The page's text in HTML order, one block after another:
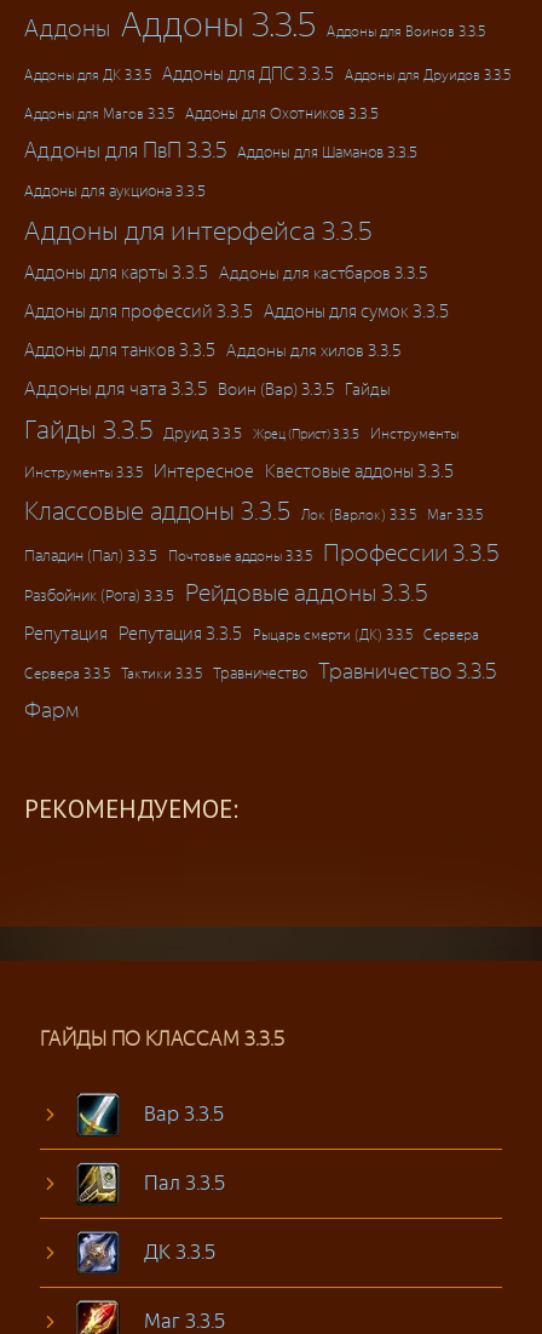
Аддоны Аддоны 3.3.5 Аддоны для Воинов 3.3.5
Аддоны для ДК 3.3.5 Аддоны для ДПС 3.3.5 Аддоны для Друидов 3.3.5
Аддоны для Магов 3.3.5 Аддоны для Охотников 3.3.5
Аддоны для ПвП 3.3.5 Аддоны для Шаманов 3.3.5
Аддоны для аукциона 3.3.5
Аддоны для интерфейса 3.3.5
Аддоны для карты 3.3.5 Аддоны для кастбаров 3.3.5
Аддоны для профессий 3.3.5 Аддоны для сумок 3.3.5
Аддоны для танков 3.3.5 Аддоны для хилов 3.3.5
Аддоны для чата 3.3.5 Воин (Вар) 3.3.5 Гайды
Гайды 3.3.5 Друид 3.3.5 Жрец (Прист) 3.3.5 Инструменты
Инструменты 3.3.5 Интересное Квестовые аддоны 3.3.5
Классовые аддоны 3.3.5 Лок (Варлок) 3.3.5 Маг 3.3.5
Паладин (Пал) 3.3.5 Почтовые аддоны 3.3.5 Профессии 3.3.5
Разбойник (Рога) 3.3.5 Рейдовые аддоны 3.3.5
Репутация Репутация 3.3.5 Рыцарь смерти (ДК) 3.3.5 Сервера
Сервера 3.3.5 Тактики 3.3.5 Травничество Травничество 3.3.5
Фарм
РЕКОМЕНДУЕМОЕ:
ГАЙДЫ ПО КЛАССАМ 3.3.5
Вар 3.3.5
Пал 3.3.5
ДК 3.3.5
Маг 3.3.5